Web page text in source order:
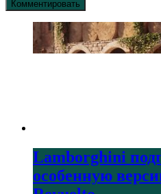
Lamborghini
особенную